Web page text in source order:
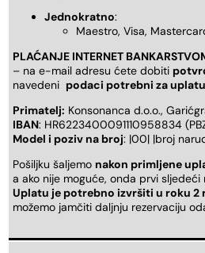
Jednokratno:
Maestro, Visa,
PLAĆANJE INTERNET
– na e-mail adresu ćete dobiti
navedeni podaci potrebni za uplatu
Primatelj: Konsonanca d.o.o.,
IBAN: HR6223400091110958834
Model i poziv na broj: |00| |broj
Pošiljku šaljemo nakon primljene
a ako nije moguće, onda prvi sljedeći
Uplatu je potrebno izvršiti u roku 2
možemo jamčiti daljnju rezervaciju